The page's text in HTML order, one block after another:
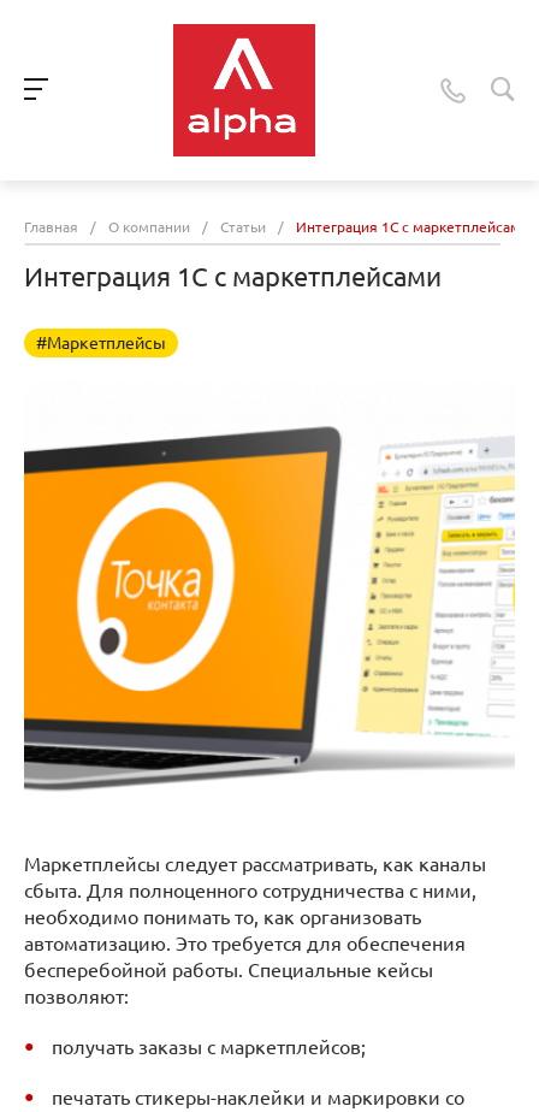
Главная / О компании / Статьи / Интеграция 1С с маркетплейсами
Интеграция 1С с маркетплейсами
#Маркетплейсы
Маркетплейсы следует рассматривать, как каналы
сбыта. Для полноценного сотрудничества с ними,
необходимо понимать то, как организовать
автоматизацию. Это требуется для обеспечения
бесперебойной работы. Специальные кейсы
позволяют:
получать заказы с маркетплейсов;
печатать стикеры-наклейки и маркировки со